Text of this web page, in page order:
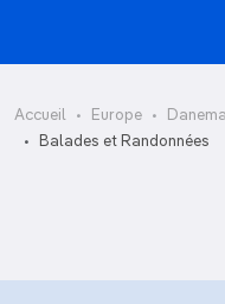
Accueil Europe
Balades et Randonnées